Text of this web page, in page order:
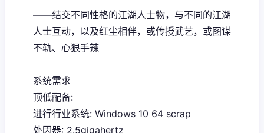
——结交不同性格的江湖人士物，与不同的江湖
人士互动，以及红尘相伴，或传授武艺，或图谋
不轨、心狠手辣
系统需求
顶低配备:
进行行业系统: Windows 10 64 scrap
处因器: 2.5gigahertz